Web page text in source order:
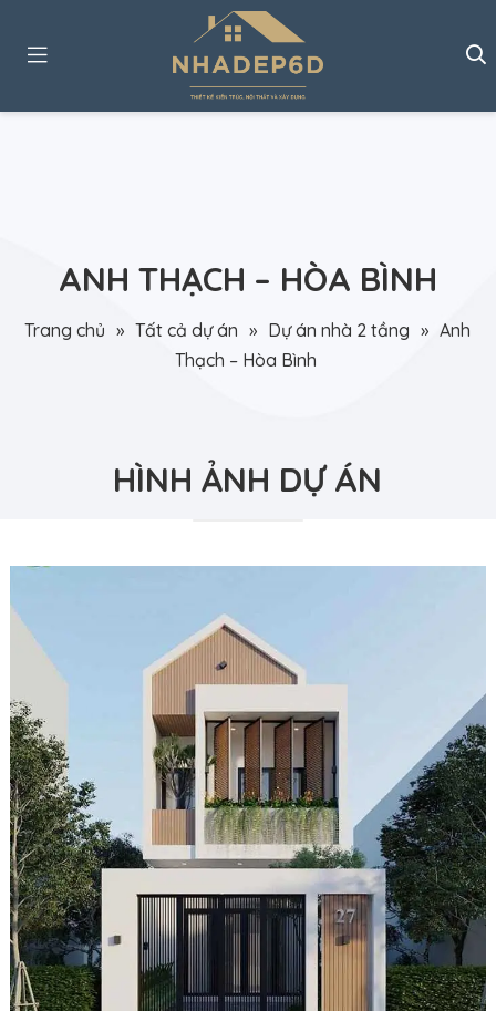
ANH THẠCH – HÒA BÌNH
Trang chủ » Tất cả dự án » Dự án nhà 2 tầng » Anh
Thạch – Hòa Bình
HÌNH ẢNH DỰ ÁN